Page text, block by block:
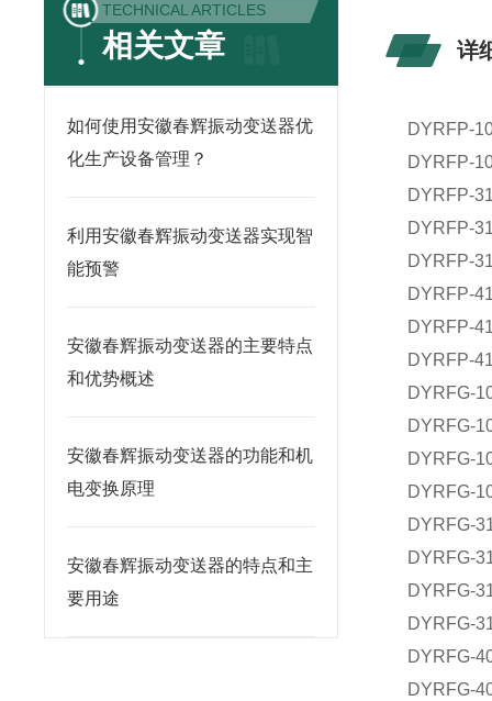
TECHNICAL ARTICLES
相关文章
如何使用安徽春辉振动变送器优
化生产设备管理？
利用安徽春辉振动变送器实现智
能预警
安徽春辉振动变送器的主要特点
和优势概述
安徽春辉振动变送器的功能和机
电变换原理
安徽春辉振动变送器的特点和主
要用途
详
DYRFP-
DYRFP-
DYRFP-
DYRFP-
DYRFP-
DYRFP-
DYRFP-
DYRFP-
DYRFG-
DYRFG-
DYRFG-
DYRFG-
DYRFG-
DYRFG-
DYRFG-
DYRFG-
DYRFG-
DYRFG-